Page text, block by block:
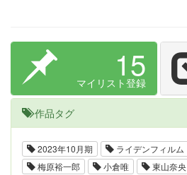
15
マイリスト登録
作品タグ
2023年10月期
ライデンフィルム
梅原裕一郎
小倉唯 東山奈央